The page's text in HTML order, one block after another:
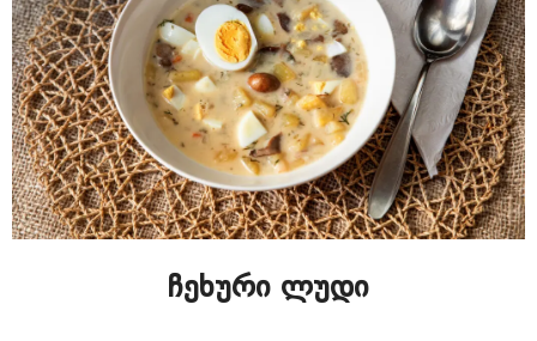
ჩეხური ლუდი